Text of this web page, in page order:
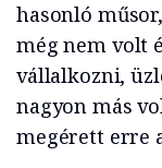
hasonló
még nem volt
vállalkozni,
nagyon más
megérett erre